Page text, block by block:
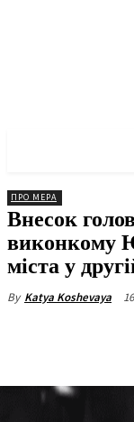
ПРО МЕРА
Внесок
виконкому
міста у
By Katya Koshevaya